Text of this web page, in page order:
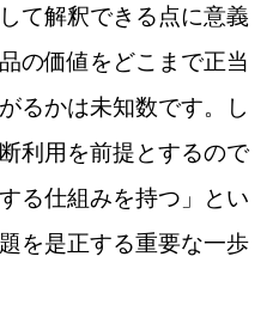
て解釈できる点に意義
の価値をどこまで正当
るかは未知数です。し
利用を前提とするので
る仕組みを持つ」とい
を是正する重要な一歩